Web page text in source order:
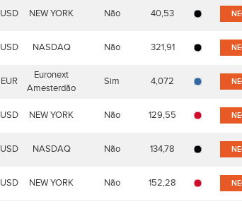
USD NEW YORK Não 40,53
USD NASDAQ Não 321,91
EUR
Euronext
Amesterdão
Sim 4,072
USD NEW YORK Não 129,55
USD NASDAQ Não 134,78
USD NEW YORK Não 152,28